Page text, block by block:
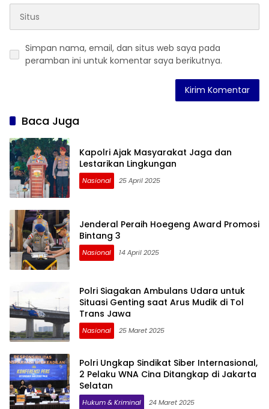
Simpan nama, email, dan situs web saya pada
peramban ini untuk komentar saya berikutnya.
Baca Juga
Kapolri Ajak Masyarakat Jaga dan
Lestarikan Lingkungan
Nasional 25 April 2025
Jenderal Peraih Hoegeng Award Promosi
Bintang 3
Nasional 14 April 2025
Polri Siagakan Ambulans Udara untuk
Situasi Genting saat Arus Mudik di Tol
Trans Jawa
Nasional 25 Maret 2025
Polri Ungkap Sindikat Siber Internasional,
2 Pelaku WNA Cina Ditangkap di Jakarta
Selatan
Hukum & Kriminal 24 Maret 2025